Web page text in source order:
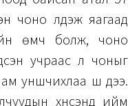
чоно үлдэж яагаад
өмч болж, чоно
учраас л чоныг
уншчихлаа шүү дээ.
хүнсэнд ийм